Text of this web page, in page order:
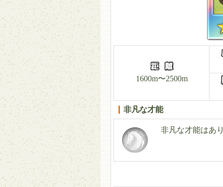
1600m〜2500m
非凡な才能
非凡な才能はあ